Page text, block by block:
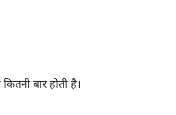
बार होती है।